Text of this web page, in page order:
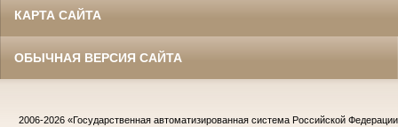
КАРТА САЙТА
ОБЫЧНАЯ ВЕРСИЯ САЙТА
2006-2026 «Государственная автоматизированная система Российской